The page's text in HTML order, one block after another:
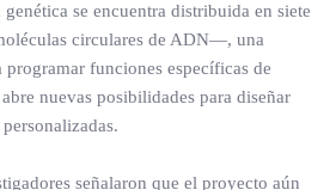
se encuentra distribuida en siete
circulares de ADN—, una
funciones específicas de
nuevas posibilidades para diseñar
señalaron que el proyecto aún